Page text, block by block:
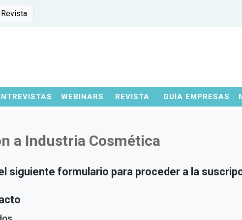
WEBINARS REVISTA GUÍA EMPRESAS
a Industria Cosmética
siguiente formulario para proceder a la